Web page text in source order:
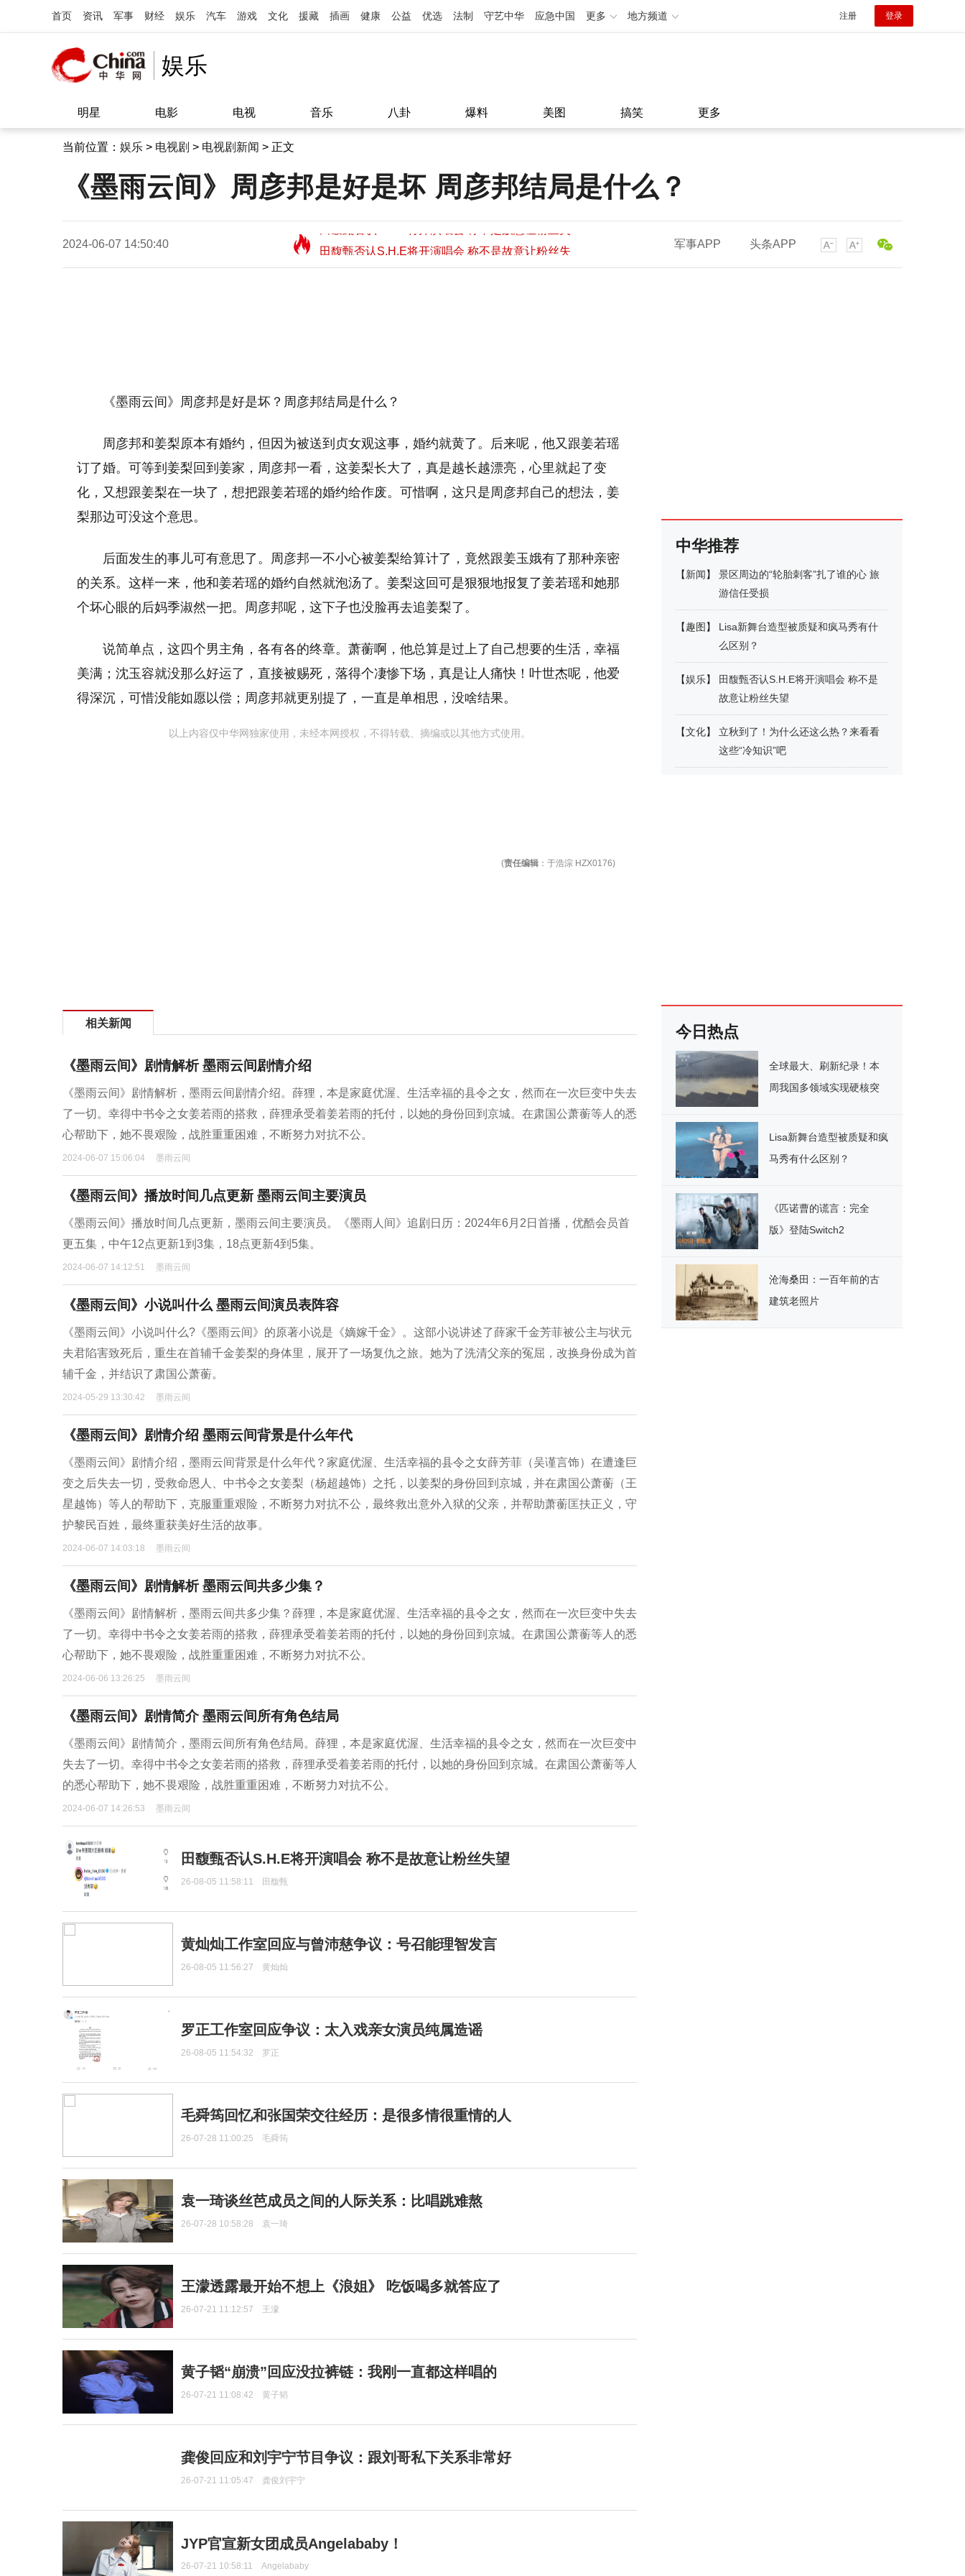
首页 资讯 军事 财经 娱乐 汽车 游戏 文化 援藏 插画 健康 公益 优选 法制 守艺中华 应急中国 更多 地方频道 注册 登录
娱乐
明星 电影 电视 音乐 八卦 爆料 美图 搞笑 更多
当前位置： 娱乐 > 电视剧 > 电视剧新闻 > 正文
《墨雨云间》周彦邦是好是坏 周彦邦结局是什么？
2024-06-07 14:50:40
田馥甄否认S.H.E将开演唱会 称不是故意让粉丝失
望11:08
田馥甄否认S.H.E将开演唱会 称不是故意让粉丝失
军事APP 头条APP
《墨雨云间》周彦邦是好是坏？周彦邦结局是什么？
周彦邦和姜梨原本有婚约，但因为被送到贞女观这事，婚约就黄了。后来呢，他又跟姜若瑶
订了婚。可等到姜梨回到姜家，周彦邦一看，这姜梨长大了，真是越长越漂亮，心里就起了变
化，又想跟姜梨在一块了，想把跟姜若瑶的婚约给作废。可惜啊，这只是周彦邦自己的想法，姜
梨那边可没这个意思。
后面发生的事儿可有意思了。周彦邦一不小心被姜梨给算计了，竟然跟姜玉娥有了那种亲密
的关系。这样一来，他和姜若瑶的婚约自然就泡汤了。姜梨这回可是狠狠地报复了姜若瑶和她那
个坏心眼的后妈季淑然一把。周彦邦呢，这下子也没脸再去追姜梨了。
说简单点，这四个男主角，各有各的终章。萧蘅啊，他总算是过上了自己想要的生活，幸福
美满；沈玉容就没那么好运了，直接被赐死，落得个凄惨下场，真是让人痛快！叶世杰呢，他爱
得深沉，可惜没能如愿以偿；周彦邦就更别提了，一直是单相思，没啥结果。
以上内容仅中华网独家使用，未经本网授权，不得转载、摘编或以其他方式使用。
(责任编辑 ：于浩淙 HZX0176)
相关新闻
《墨雨云间》剧情解析 墨雨云间剧情介绍
《墨雨云间》剧情解析，墨雨云间剧情介绍。薛狸，本是家庭优渥、生活幸福的县令之女，然而在一次巨变中失去
了一切。幸得中书令之女姜若雨的搭救，薛狸承受着姜若雨的托付，以她的身份回到京城。在肃国公萧蘅等人的悉
心帮助下，她不畏艰险，战胜重重困难，不断努力对抗不公。
2024-06-07 15:06:04 墨雨云间
《墨雨云间》播放时间几点更新 墨雨云间主要演员
《墨雨云间》播放时间几点更新，墨雨云间主要演员。《墨雨人间》追剧日历：2024年6月2日首播，优酷会员首
更五集，中午12点更新1到3集，18点更新4到5集。
2024-06-07 14:12:51 墨雨云间
《墨雨云间》小说叫什么 墨雨云间演员表阵容
《墨雨云间》小说叫什么?《墨雨云间》的原著小说是《嫡嫁千金》。这部小说讲述了薛家千金芳菲被公主与状元
夫君陷害致死后，重生在首辅千金姜梨的身体里，展开了一场复仇之旅。她为了洗清父亲的冤屈，改换身份成为首
辅千金，并结识了肃国公萧蘅。
2024-05-29 13:30:42 墨雨云间
《墨雨云间》剧情介绍 墨雨云间背景是什么年代
《墨雨云间》剧情介绍，墨雨云间背景是什么年代？家庭优渥、生活幸福的县令之女薛芳菲（吴谨言饰）在遭逢巨
变之后失去一切，受救命恩人、中书令之女姜梨（杨超越饰）之托，以姜梨的身份回到京城，并在肃国公萧蘅（王
星越饰）等人的帮助下，克服重重艰险，不断努力对抗不公，最终救出意外入狱的父亲，并帮助萧蘅匡扶正义，守
护黎民百姓，最终重获美好生活的故事。
2024-06-07 14:03:18 墨雨云间
《墨雨云间》剧情解析 墨雨云间共多少集？
《墨雨云间》剧情解析，墨雨云间共多少集？薛狸，本是家庭优渥、生活幸福的县令之女，然而在一次巨变中失去
了一切。幸得中书令之女姜若雨的搭救，薛狸承受着姜若雨的托付，以她的身份回到京城。在肃国公萧蘅等人的悉
心帮助下，她不畏艰险，战胜重重困难，不断努力对抗不公。
2024-06-06 13:26:25 墨雨云间
《墨雨云间》剧情简介 墨雨云间所有角色结局
《墨雨云间》剧情简介，墨雨云间所有角色结局。薛狸，本是家庭优渥、生活幸福的县令之女，然而在一次巨变中
失去了一切。幸得中书令之女姜若雨的搭救，薛狸承受着姜若雨的托付，以她的身份回到京城。在肃国公萧蘅等人
的悉心帮助下，她不畏艰险，战胜重重困难，不断努力对抗不公。
2024-06-07 14:26:53 墨雨云间
田馥甄否认S.H.E将开演唱会 称不是故意让粉丝失望
26-08-05 11:58:11 田馥甄
黄灿灿工作室回应与曾沛慈争议：号召能理智发言
26-08-05 11:56:27 黄灿灿
罗正工作室回应争议：太入戏亲女演员纯属造谣
26-08-05 11:54:32 罗正
毛舜筠回忆和张国荣交往经历：是很多情很重情的人
26-07-28 11:00:25 毛舜筠
袁一琦谈丝芭成员之间的人际关系：比唱跳难熬
26-07-28 10:58:28 袁一琦
王濛透露最开始不想上《浪姐》 吃饭喝多就答应了
26-07-21 11:12:57 王濛
黄子韬“崩溃”回应没拉裤链：我刚一直都这样唱的
26-07-21 11:08:42 黄子韬
龚俊回应和刘宇宁节目争议：跟刘哥私下关系非常好
26-07-21 11:05:47 龚俊刘宇宁
JYP官宣新女团成员Angelababy！
26-07-21 10:58:11 Angelababy
中华推荐
【新闻】
景区周边的“轮胎刺客”扎了谁的心 旅
游信任受损
【趣图 】
Lisa新舞台造型被质疑和疯马秀有什
么区别？
【娱乐】
田馥甄否认S.H.E将开演唱会 称不是
故意让粉丝失望
【文化】
立秋到了！为什么还这么热？来看看
这些“冷知识”吧
今日热点
全球最大、刷新纪录！本
周我国多领域实现硬核突
Lisa新舞台造型被质疑和疯
马秀有什么区别？
《匹诺曹的谎言：完全
版》登陆Switch2
沧海桑田：一百年前的古
建筑老照片